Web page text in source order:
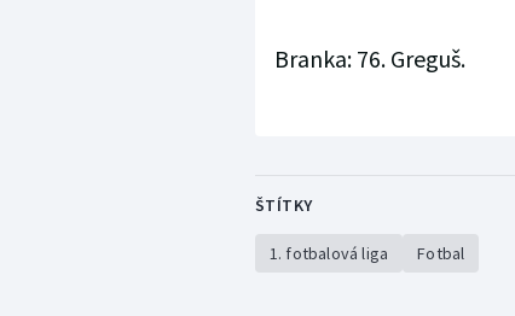
Branka: 76. Greguš.
ŠTÍTKY
1. fotbalová liga Fotbal